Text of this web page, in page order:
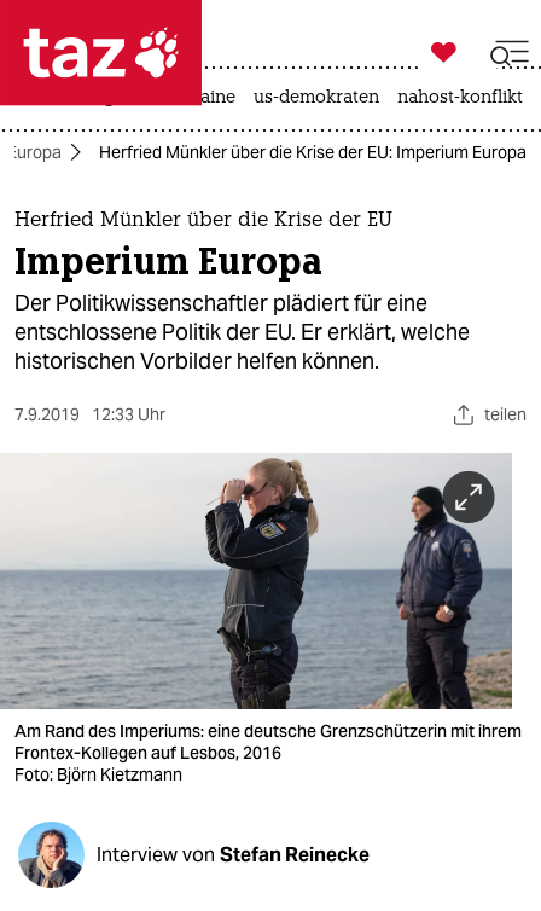
 taz zahl ich
taz zahl ich
themen
politik
öko
nord
wahrheit
verlag
verlag
shop
fragen & hilfe

taz zahl ich
krieg in der ukraine us-demokraten nahost-konflikt
Europa Herfried Münkler über die Krise der EU: Imperium Europa
Herfried Münkler über die Krise der EU
Imperium Europa
Der Politikwissenschaftler plädiert für eine
entschlossene Politik der EU. Er erklärt, welche
historischen Vorbilder helfen können.
7.9.2019 12:33 Uhr teilen
Am Rand des Imperiums: eine deutsche Grenzschützerin mit ihrem
Frontex-Kollegen auf Lesbos, 2016
Foto: Björn Kietzmann
Interview von Stefan Reinecke